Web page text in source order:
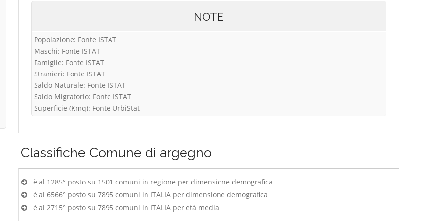
NOTE
Popolazione: Fonte ISTAT
Maschi: Fonte ISTAT
Famiglie: Fonte ISTAT
Stranieri: Fonte ISTAT
Saldo Naturale: Fonte ISTAT
Saldo Migratorio: Fonte ISTAT
Superficie (Kmq): Fonte UrbiStat
Classifiche Comune di argegno
è al 1285° posto su 1501 comuni in regione per dimensione demografica
è al 6566° posto su 7895 comuni in ITALIA per dimensione demografica
è al 2715° posto su 7895 comuni in ITALIA per età media